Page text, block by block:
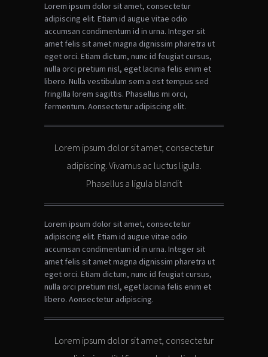
Lorem ipsum dolor sit amet, consectetur
adipiscing elit. Etiam id augue vitae odio
accumsan condimentum id in urna. Integer sit
amet felis sit amet magna dignissim pharetra ut
eget orci. Etiam dictum, nunc id feugiat cursus,
nulla orci pretium nisl, eget lacinia felis enim et
libero. Nulla vestibulum sem a est tempus sed
fringilla lorem sagittis. Phasellus mi orci,
fermentum.
Lorem ipsum dolor sit amet, consectetur
adipiscing. Vivamus ac luctus ligula.
Phasellus a ligula blandit
Aonsectetur adipiscing elit.
Lorem ipsum dolor sit amet, consectetur
adipiscing elit. Etiam id augue vitae odio
accumsan condimentum id in urna. Integer sit
amet felis sit amet magna dignissim pharetra ut
eget orci. Etiam dictum, nunc id feugiat cursus,
nulla orci pretium nisl, eget lacinia felis enim et
libero.
Lorem ipsum dolor sit amet, consectetur
Aonsectetur adipiscing.